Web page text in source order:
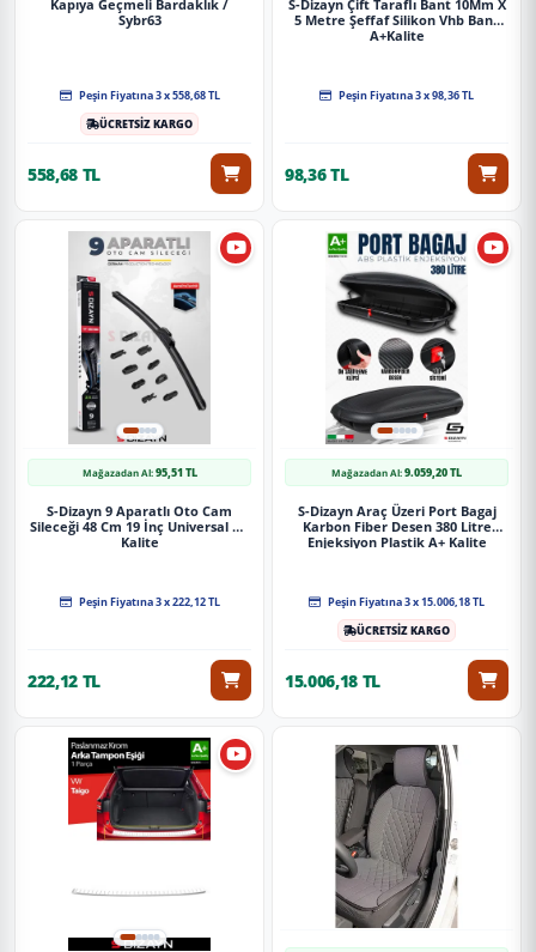
Kapıya Geçmeli Bardaklık /
Sybr63
Peşin Fiyatına 3 x 558,68 TL
ÜCRETSİZ KARGO
558,68 TL
S-Dizayn Çift Taraflı Bant 10Mm X
5 Metre Şeffaf Silikon Vhb Bant
A+Kalite
Peşin Fiyatına 3 x 98,36 TL
98,36 TL
Mağazadan Al:95,51 TL
S-Dizayn 9 Aparatlı Oto Cam
Sileceği 48 Cm 19 İnç Universal A+
Kalite
Peşin Fiyatına 3 x 222,12 TL
222,12 TL
Mağazadan Al:9.059,20 TL
S-Dizayn Araç Üzeri Port Bagaj
Karbon Fiber Desen 380 Litre
Enjeksiyon Plastik A+ Kalite
Peşin Fiyatına 3 x 15.006,18 TL
ÜCRETSİZ KARGO
15.006,18 TL